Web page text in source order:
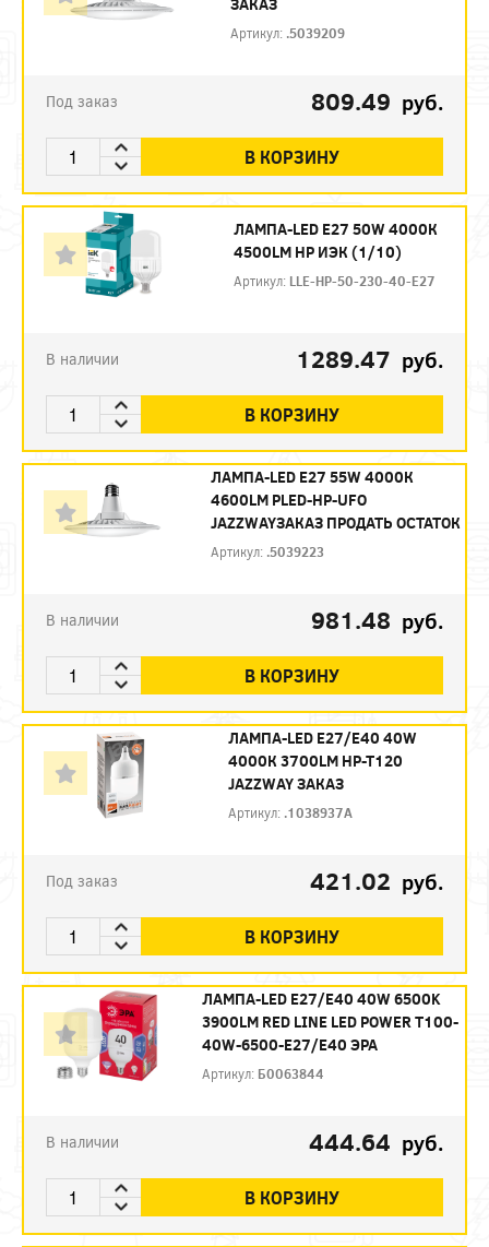
Артикул: .5039209
Под заказ 809.49 руб.
В КОРЗИНУ
ЛАМПА-LED E27 50W 4000К
4500LM HP ИЭК (1/10)
Артикул: LLE-HP-50-230-40-E27
В наличии 1289.47 руб.
В КОРЗИНУ
ЛАМПА-LED E27 55W 4000К
4600LM PLED-HP-UFO
JAZZWAYЗАКАЗ ПРОДАТЬ ОСТАТОК
Артикул: .5039223
В наличии 981.48 руб.
В КОРЗИНУ
ЛАМПА-LED E27/E40 40W
4000К 3700LM HP-T120
JAZZWAY ЗАКАЗ
Артикул: .1038937A
Под заказ 421.02 руб.
В КОРЗИНУ
ЛАМПА-LED E27/E40 40W 6500K
3900LM RED LINE LED POWER T100-
40W-6500-E27/E40 ЭРА
Артикул: Б0063844
В наличии 444.64 руб.
В КОРЗИНУ